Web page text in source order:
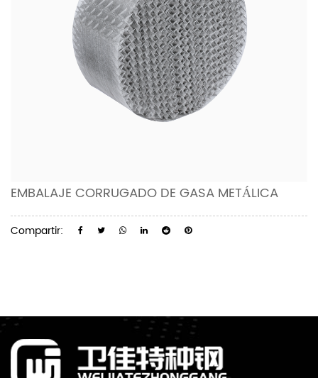
EMBALAJE CORRUGADO DE GASA METÁLICA
Compartir: